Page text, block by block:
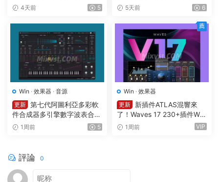
dle v2026.7.21 U2B MAC-M
4天前 5
ugin Boutique – Scaler 3 v3.
5天前 6
Win · 效果器 · 音源
更新 第七代阿圖利亞多彩軟
件合成器多引擎數字波表合成
器 Arturia Pigments v7.0.1 C
1周前 5
Win · 效果器
更新
新插件ATLAS混響來
了！Waves 17 230+插件Wa
ves Ultimate v2026.07.27 In
1周前 VIP
薦
評論 0